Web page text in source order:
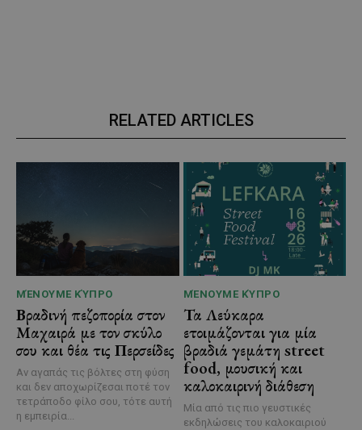
RELATED ARTICLES
ΜΈΝΟΥΜΕ ΚΎΠΡΟ
Βραδινή πεζοπορία στον
Μαχαιρά με τον σκύλο
σου και θέα τις Περσείδες
Αν αγαπάς τις βόλτες στη φύση
και δεν αποχωρίζεσαι ποτέ τον
τετράποδο φίλο σου, τότε αυτή
η εμπειρία...
ΜΈΝΟΥΜΕ ΚΎΠΡΟ
Τα Λεύκαρα
ετοιμάζονται για μία
βραδιά γεμάτη street
food, μουσική και
καλοκαιρινή διάθεση
Μία από τις πιο γευστικές
εκδηλώσεις του καλοκαιριού